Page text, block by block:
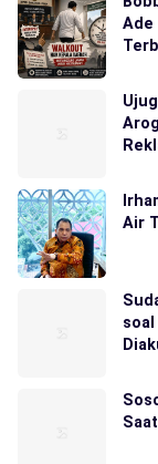
Ade
Air
soal